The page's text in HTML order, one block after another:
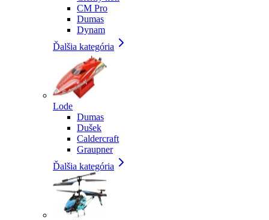
CM Pro
Dumas
Dynam
Ďalšia kategória
Lode
Dumas
Dušek
Caldercraft
Graupner
Ďalšia kategória